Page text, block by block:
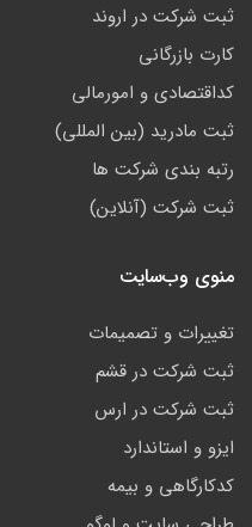
ثبت شرکت در اروند
کارت بازرگانی
کداقتصادی و امورمالی
ثبت مادرید (بین المللی)
رتبه بندی شرکت ها
ثبت شرکت (آنلاین)
منوی وب‌سایت
تغییرات و تصمیمات
ثبت شرکت در قشم
ثبت شرکت در ارس
ایزو و استاندارد
کدکارگاهی و بیمه